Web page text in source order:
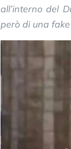
all’interno del
però di una